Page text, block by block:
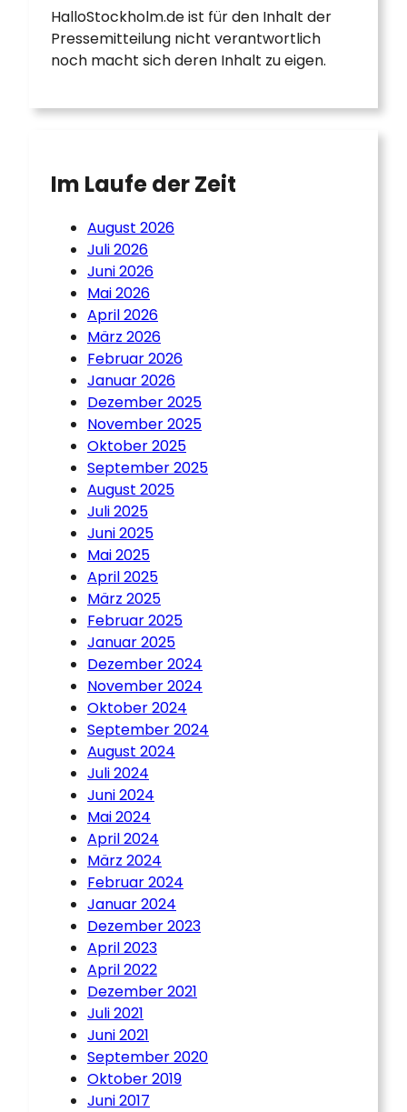
HalloStockholm.de ist für den Inhalt der
Pressemitteilung nicht verantwortlich
noch macht sich deren Inhalt zu eigen.
Im Laufe der Zeit
August 2026
Juli 2026
Juni 2026
Mai 2026
April 2026
März 2026
Februar 2026
Januar 2026
Dezember 2025
November 2025
Oktober 2025
September 2025
August 2025
Juli 2025
Juni 2025
Mai 2025
April 2025
März 2025
Februar 2025
Januar 2025
Dezember 2024
November 2024
Oktober 2024
September 2024
August 2024
Juli 2024
Juni 2024
Mai 2024
April 2024
März 2024
Februar 2024
Januar 2024
Dezember 2023
April 2023
April 2022
Dezember 2021
Juli 2021
Juni 2021
September 2020
Oktober 2019
Juni 2017